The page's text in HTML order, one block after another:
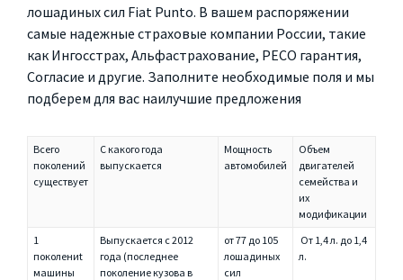
лошадиных сил Fiat Punto. В вашем распоряжении
самые надежные страховые компании России, такие
как Ингосстрах, Альфастрахование, РЕСО гарантия,
Согласие и другие. Заполните необходимые поля и мы
подберем для вас наилучшие предложения
Всего
поколений
существует
С какого года
выпускается
Мощность
автомобилей
Объем
двигателей
семейства и
их
модификации
1
поколениt
машины
Выпускается с 2012
года (последнее
поколение кузова в
от 77 до 105
лошадиных
сил
От 1,4 л. до 1,4
л.